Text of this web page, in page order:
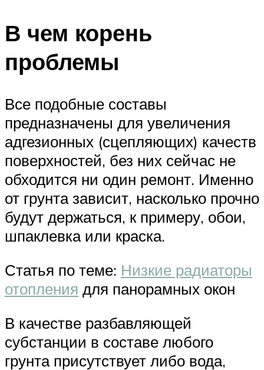
В чем корень
проблемы
Все подобные составы
предназначены для увеличения
адгезионных (сцепляющих) качеств
поверхностей, без них сейчас не
обходится ни один ремонт. Именно
от грунта зависит, насколько прочно
будут держаться, к примеру, обои,
шпаклевка или краска.
Статья по теме: Низкие радиаторы
отопления для панорамных окон
В качестве разбавляющей
субстанции в составе любого
грунта присутствует либо вода,